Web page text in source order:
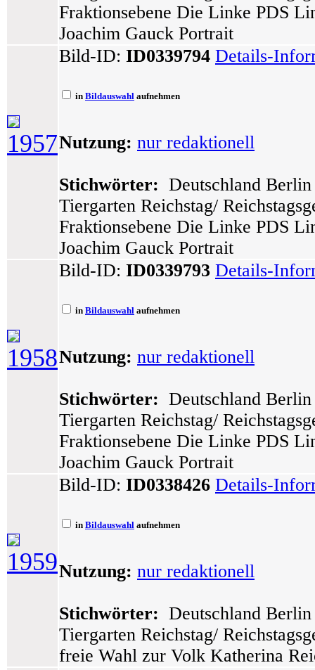
Fraktionsebene Die Linke PDS
Joachim Gauck Portrait
1957
Bild-ID: ID0339794 Details-
in Bildauswahl aufnehmen
Nutzung: nur redaktionell
Stichwörter: Deutschland
Tiergarten Reichstag/
Fraktionsebene Die Linke PDS
Joachim Gauck Portrait
1958
Bild-ID: ID0339793 Details-
in Bildauswahl aufnehmen
Nutzung: nur redaktionell
Stichwörter: Deutschland
Tiergarten Reichstag/
Fraktionsebene Die Linke PDS
Joachim Gauck Portrait
1959
Bild-ID: ID0338426 Details-
in Bildauswahl aufnehmen
Nutzung: nur redaktionell
Stichwörter: Deutschland
Tiergarten Reichstag/
freie Wahl zur Volk Katherina